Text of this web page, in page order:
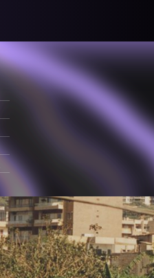
collective
universalisms and
obfuscated, crisis-
of a triad of spaces: a